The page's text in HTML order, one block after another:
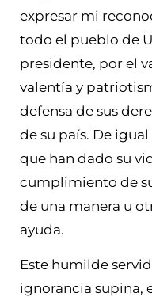
expresar mi
todo el pueblo de
presidente, por el
valentía y
defensa de sus
de su país. De
que han dado su
cumplimiento de
de una manera u
ayuda.
Este humilde
ignorancia supina,